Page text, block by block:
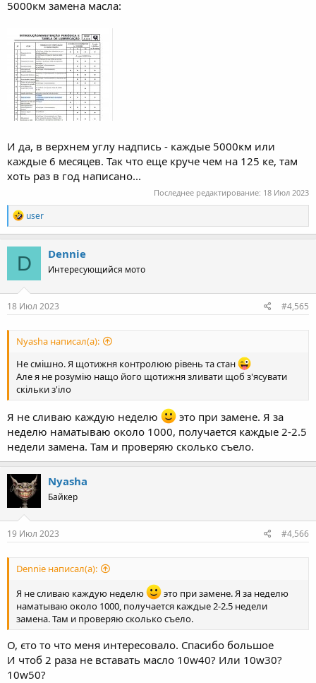
5000км замена масла:
И да, в верхнем углу надпись - каждые 5000км или
каждые 6 месяцев. Так что еще круче чем на 125 ке, там
хоть раз в год написано...
Последнее редактирование: 18 Июл 2023
R
e
a
c
t
i
o
n
s
user
D Dennie
Интересующийся мото
18 Июл 2023 #4,565
Nyasha написал(а):
Не смішно. Я щотижня контролюю рівень та стан
Але я не розумію нащо його щотижня зливати щоб з'ясувати
скільки з'іло
Я не сливаю каждую неделю
это при замене. Я за
неделю наматываю около 1000, получается каждые 2-2.5
недели замена. Там и проверяю сколько съело.
Nyasha
Байкер
19 Июл 2023 #4,566
Dennie написал(а):
Я не сливаю каждую неделю
это при замене. Я за неделю
наматываю около 1000, получается каждые 2-2.5 недели
замена. Там и проверяю сколько съело.
О, єто то что меня интересовало. Спасибо большое
И чтоб 2 раза не вставать масло 10w40? Или 10w30?
10w50?